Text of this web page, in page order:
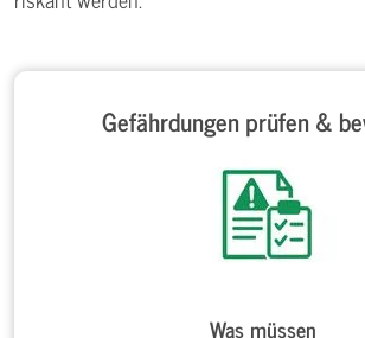
Gefährdungen prüfen &
Was müssen